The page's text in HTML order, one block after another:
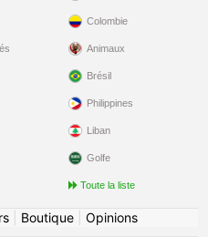
Colombie
Animaux
Brésil
Philippines
Liban
Golfe
Toute la liste
| Boutique| Opinions